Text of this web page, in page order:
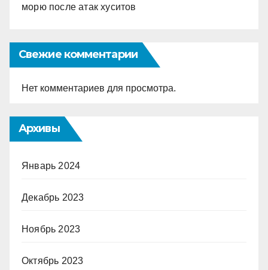
морю после атак хуситов
Свежие комментарии
Нет комментариев для просмотра.
Архивы
Январь 2024
Декабрь 2023
Ноябрь 2023
Октябрь 2023